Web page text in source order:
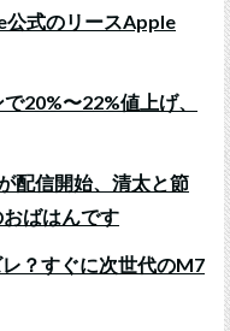
公式のリースApple
20%〜22%値上げ、
配信開始、清太と節
ばはんです
？すぐに次世代のM7